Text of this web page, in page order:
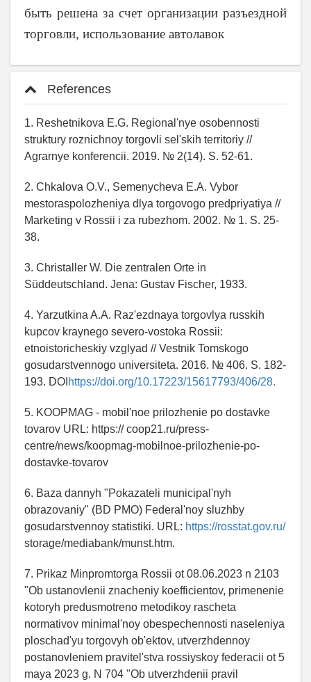
быть решена за счет организации разъездной
торговли, использование автолавок
References
1. Reshetnikova E.G. Regional'nye osobennosti
struktury roznichnoy torgovli sel'skih territoriy //
Agrarnye konferencii. 2019. № 2(14). S. 52-61.
2. Chkalova O.V., Semenycheva E.A. Vybor
mestoraspolozheniya dlya torgovogo predpriyatiya //
Marketing v Rossii i za rubezhom. 2002. № 1. S. 25-
38.
3. Christaller W. Die zentralen Orte in
Süddeutschland. Jena: Gustav Fischer, 1933.
4. Yarzutkina A.A. Raz'ezdnaya torgovlya russkih
kupcov kraynego severo-vostoka Rossii:
etnoistoricheskiy vzglyad // Vestnik Tomskogo
gosudarstvennogo universiteta. 2016. № 406. S. 182-
193. DOI https://doi.org/10.17223/15617793/406/28.
5. KOOPMAG - mobil'noe prilozhenie po dostavke
tovarov URL: https:// coop21.ru/press-
centre/news/koopmag-mobilnoe-prilozhenie-po-
dostavke-tovarov
6. Baza dannyh "Pokazateli municipal'nyh
obrazovaniy" (BD PMO) Federal'noy sluzhby
gosudarstvennoy statistiki. URL: https://rosstat.gov.ru/
storage/mediabank/munst.htm.
7. Prikaz Minpromtorga Rossii ot 08.06.2023 n 2103
"Ob ustanovlenii znacheniy koefficientov, primenenie
kotoryh predusmotreno metodikoy rascheta
normativov minimal'noy obespechennosti naseleniya
ploschad'yu torgovyh ob'ektov, utverzhdennoy
postanovleniem pravitel'stva rossiyskoy federacii ot 5
maya 2023 g. N 704 "Ob utverzhdenii pravil